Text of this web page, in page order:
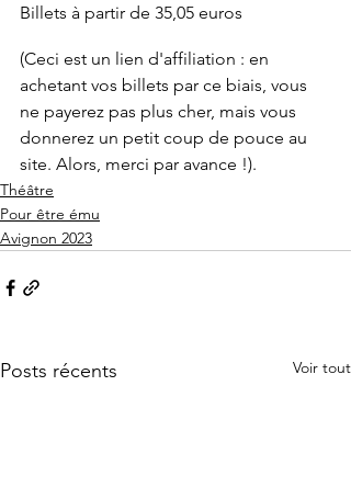
Billets à partir de 35,05 euros
(Ceci est un lien d'affiliation : en
achetant vos billets par ce biais, vous
ne payerez pas plus cher, mais vous
donnerez un petit coup de pouce au
site. Alors, merci par avance !).
Théâtre
Pour être ému
Avignon 2023
Posts récents Voir tout